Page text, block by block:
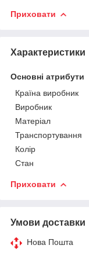
Приховати
Характеристики
Основні атрибути
Країна виробник
Виробник
Матеріал
Транспортування
Колір
Стан
Приховати
Умови доставки
Нова Пошта